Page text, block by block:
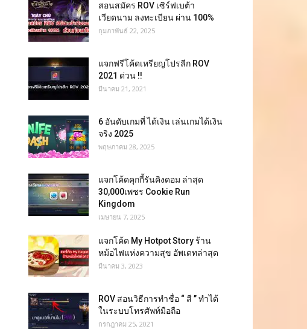
สอนสมัคร ROV เซิร์ฟเบต้า
เวียดนาม ลงทะเบียน ผ่าน 100%
กุมภาพันธ์ 22, 2025
แจกฟรีโค้ดเหรียญโปรลีก ROV
2021 ด่วน !!
มีนาคม 21, 2021
6 อันดับเกมที่ ได้เงิน เล่นเกมได้เงิน
จริง 2025
พฤษภาคม 28, 2025
แจกโค้ดคุกกี้รันคิงดอม ล่าสุด
30,000เพชร Cookie Run
Kingdom
เมษายน 7, 2025
แจกโค้ด My Hotpot Story ร้าน
หม้อไฟแห่งความสุข อัพเดทล่าสุด
มีนาคม 3, 2023
ROV สอนวิธีการทำชื่อ “ สี ” ทำได้
ในระบบโทรศัพท์มือถือ
กรกฎาคม 25, 2021